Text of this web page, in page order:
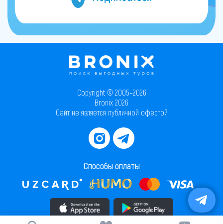
Copyright © 2005–2026
Bronix 2026
Сайт не является публичной офертой
Способы оплаты
Скачать приложение в AppStore Скачать приложение в PlayMarket